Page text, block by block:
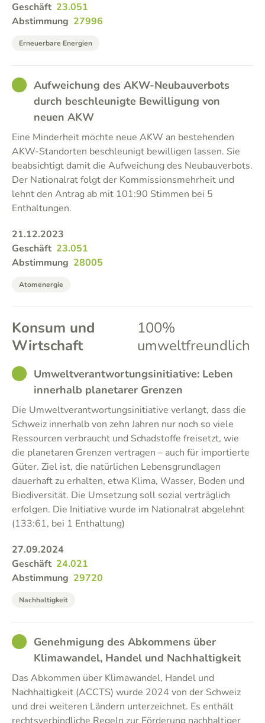
Geschäft 23.051
Abstimmung 27996
Erneuerbare Energien
GOODAufweichung des AKW-Neubauverbots
durch beschleunigte Bewilligung von
neuen AKW
Eine Minderheit möchte neue AKW an bestehenden
AKW-Standorten beschleunigt bewilligen lassen. Sie
beabsichtigt damit die Aufweichung des Neubauverbots.
Der Nationalrat folgt der Kommissionsmehrheit und
lehnt den Antrag ab mit 101:90 Stimmen bei 5
Enthaltungen.
21.12.2023
Geschäft 23.051
Abstimmung 28005
Atomenergie
Konsum und
Wirtschaft
100%
umweltfreundlich
GOODUmweltverantwortungsinitiative: Leben
innerhalb planetarer Grenzen
Die Umweltverantwortungsinitiative verlangt, dass die
Schweiz innerhalb von zehn Jahren nur noch so viele
Ressourcen verbraucht und Schadstoffe freisetzt, wie
die planetaren Grenzen vertragen – auch für importierte
Güter. Ziel ist, die natürlichen Lebensgrundlagen
dauerhaft zu erhalten, etwa Klima, Wasser, Boden und
Biodiversität. Die Umsetzung soll sozial verträglich
erfolgen. Die Initiative wurde im Nationalrat abgelehnt
(133:61, bei 1 Enthaltung)
27.09.2024
Geschäft 24.021
Abstimmung 29720
Nachhaltigkeit
GOODGenehmigung des Abkommens über
Klimawandel, Handel und Nachhaltigkeit
Das Abkommen über Klimawandel, Handel und
Nachhaltigkeit (ACCTS) wurde 2024 von der Schweiz
und drei weiteren Ländern unterzeichnet. Es enthält